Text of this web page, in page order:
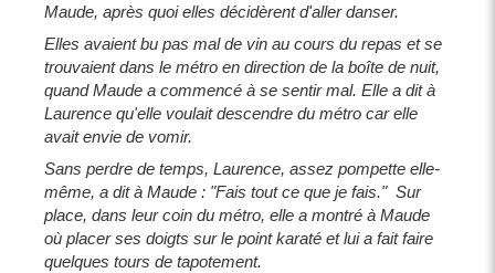
Maude, après quoi elles décidèrent d'aller danser.
Elles avaient bu pas mal de vin au cours du repas et se
trouvaient dans le métro en direction de la boîte de nuit,
quand Maude a commencé à se sentir mal. Elle a dit à
Laurence qu'elle voulait descendre du métro car elle
avait envie de vomir.
Sans perdre de temps, Laurence, assez pompette elle-
même, a dit à Maude : "Fais tout ce que je fais." Sur
place, dans leur coin du métro, elle a montré à Maude
où placer ses doigts sur le point karaté et lui a fait faire
quelques tours de tapotement.